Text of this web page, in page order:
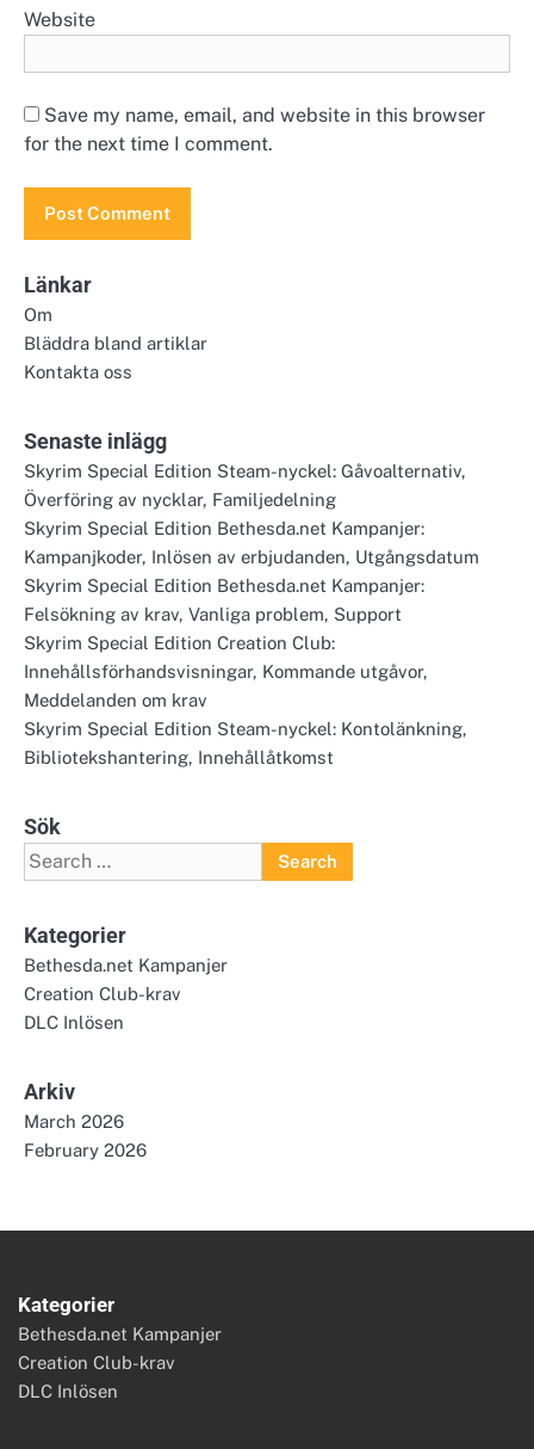
Website
Save my name, email, and website in this browser
for the next time I comment.
Länkar
Om
Bläddra bland artiklar
Kontakta oss
Senaste inlägg
Skyrim Special Edition Steam-nyckel: Gåvoalternativ,
Överföring av nycklar, Familjedelning
Skyrim Special Edition Bethesda.net Kampanjer:
Kampanjkoder, Inlösen av erbjudanden, Utgångsdatum
Skyrim Special Edition Bethesda.net Kampanjer:
Felsökning av krav, Vanliga problem, Support
Skyrim Special Edition Creation Club:
Innehållsförhandsvisningar, Kommande utgåvor,
Meddelanden om krav
Skyrim Special Edition Steam-nyckel: Kontolänkning,
Bibliotekshantering, Innehållåtkomst
Sök
Search
for:
Kategorier
Bethesda.net Kampanjer
Creation Club-krav
DLC Inlösen
Arkiv
March 2026
February 2026
Kategorier
Bethesda.net Kampanjer
Creation Club-krav
DLC Inlösen